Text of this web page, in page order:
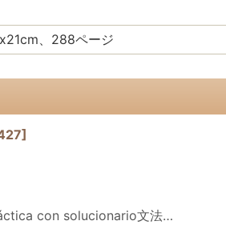
、288ページ
]
con solucionario文法…